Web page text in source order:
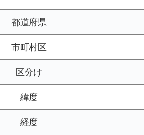
都道府県
市町村区
区分け
緯度
経度